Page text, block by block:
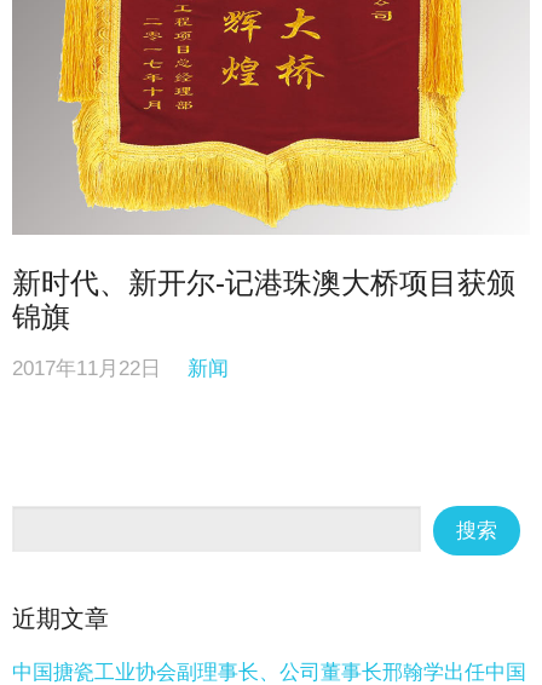
新时代、新开尔-记港珠澳大桥项目获颁
锦旗
2017年11月22日 新闻
近期文章
中国搪瓷工业协会副理事长、公司董事长邢翰学出任中国